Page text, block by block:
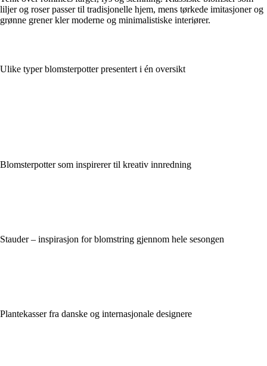
liljer og roser passer til tradisjonelle hjem, mens tørkede imitasjoner og
grønne grener kler moderne og minimalistiske interiører.
Ulike typer blomsterpotter presentert i én oversikt
Blomsterpotter som inspirerer til kreativ innredning
Stauder – inspirasjon for blomstring gjennom hele sesongen
Plantekasser fra danske og internasjonale designere